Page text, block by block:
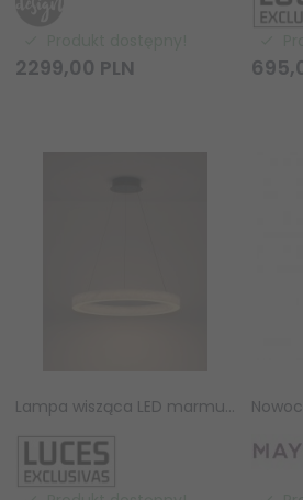
2299,00 PLN 695,
Lampa wisząca LED marmurowy okrąg ring ściemnialna nowoczesna desigerska ALHENDI LE45795 Luces Exclusivas VALLEY